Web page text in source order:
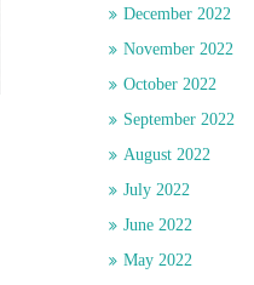
December 2022
November 2022
October 2022
September 2022
August 2022
July 2022
June 2022
May 2022